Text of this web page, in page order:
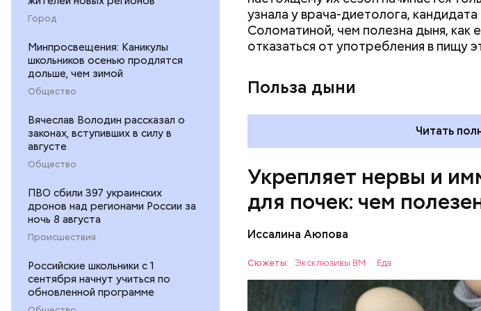
Город
Минпросвещения: Каникулы
школьников осенью продлятся
дольше, чем зимой
Общество
Вячеслав Володин рассказал о
законах, вступивших в силу в
августе
Общество
ПВО сбили 397 украинских
дронов над регионами России за
ночь 8 августа
Происшествия
Российские школьники с 1
сентября начнут учиться по
обновленной программе
узнала у врача-диетолога,
Соломатиной, чем полезна дыня, как
отказаться от употребления в пищу
Польза дыни
Читать
Укрепляет нервы и
для почек: чем
Иссалина Аюпова
Сюжеты: Эксклюзивы ВМ Еда
раздраженного кишечника, язвах и
исключить из рациона, —
повышению кислотности желудка и